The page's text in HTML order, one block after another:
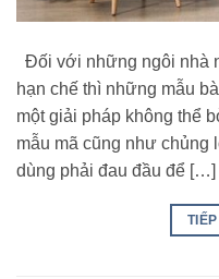
Đối với những ngôi nhà
hạn chế thì những mẫu
một giải pháp không thể
mẫu mã cũng như
dùng phải đau đầu để […]